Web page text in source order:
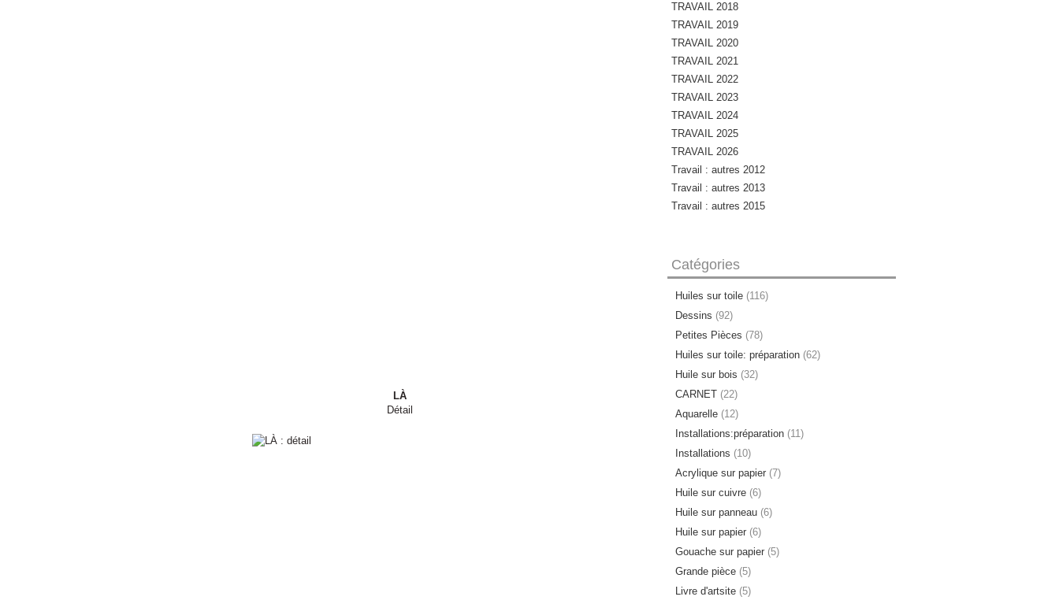
LÀ
Détail
TRAVAIL 2018
TRAVAIL 2019
TRAVAIL 2020
TRAVAIL 2021
TRAVAIL 2022
TRAVAIL 2023
TRAVAIL 2024
TRAVAIL 2025
TRAVAIL 2026
Travail : autres 2012
Travail : autres 2013
Travail : autres 2015
Catégories
Huiles sur toile (116)
Dessins (92)
Petites Pièces (78)
Huiles sur toile: préparation (62)
Huile sur bois (32)
CARNET (22)
Aquarelle (12)
Installations:préparation (11)
Installations (10)
Acrylique sur papier (7)
Huile sur cuivre (6)
Huile sur panneau (6)
Huile sur papier (6)
Gouache sur papier (5)
Grande pièce (5)
Livre d'artsite (5)